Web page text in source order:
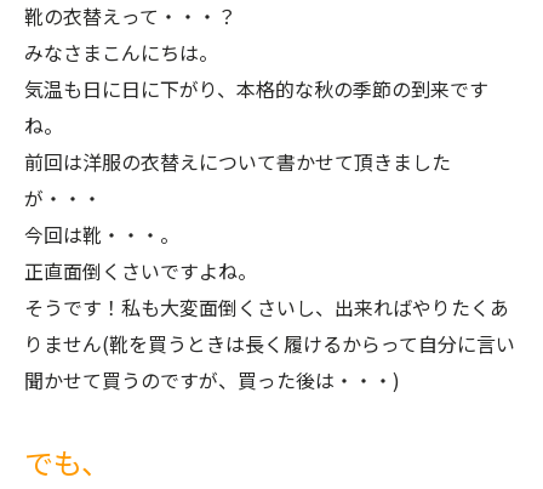
靴の衣替えって・・・？
みなさまこんにちは。
気温も日に日に下がり、本格的な秋の季節の到来です
ね。
前回は洋服の衣替えについて書かせて頂きました
が・・・
今回は靴・・・。
正直面倒くさいですよね。
そうです！私も大変面倒くさいし、出来ればやりたくあ
りません(靴を買うときは長く履けるからって自分に言い
聞かせて買うのですが、買った後は・・・ )
でも、